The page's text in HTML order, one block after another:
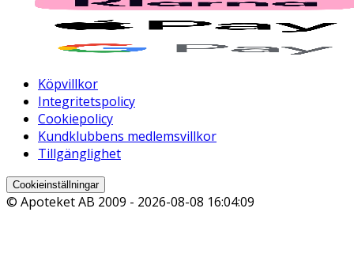
Köpvillkor
Integritetspolicy
Cookiepolicy
Kundklubbens medlemsvillkor
Tillgänglighet
Cookieinställningar
© Apoteket AB 2009 - 2026-08-08 16:04:09